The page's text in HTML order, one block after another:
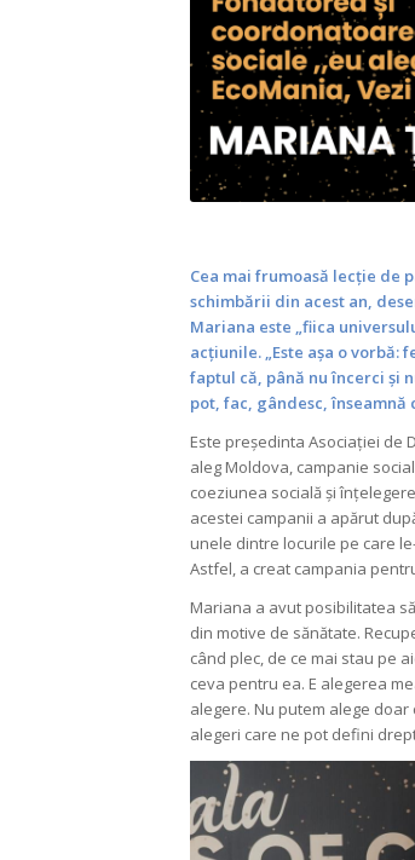
Cea mai frumoasă lecție de
schimbării din acest an,
Mariana este „fiica
acțiunile. „Este așa o
faptul că, până nu încerci și
pot, fac, gândesc, înseamnă
Este președinta Asociației de
aleg Moldova, campanie
coeziunea socială și
acestei campanii a apărut
unele dintre locurile pe care
Astfel, a creat campania
Mariana a avut posibilitatea
din motive de sănătate.
când plec, de ce mai stau pe
ceva pentru ea. E alegerea
alegere. Nu putem alege
alegeri care ne pot defini